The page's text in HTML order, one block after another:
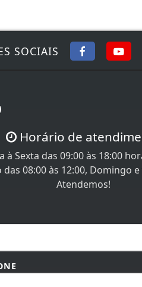
SOCIAIS
Horário de
à Sexta das 09:00 às 18:00
das 08:00 às 12:00, Domingo
Atendemos!